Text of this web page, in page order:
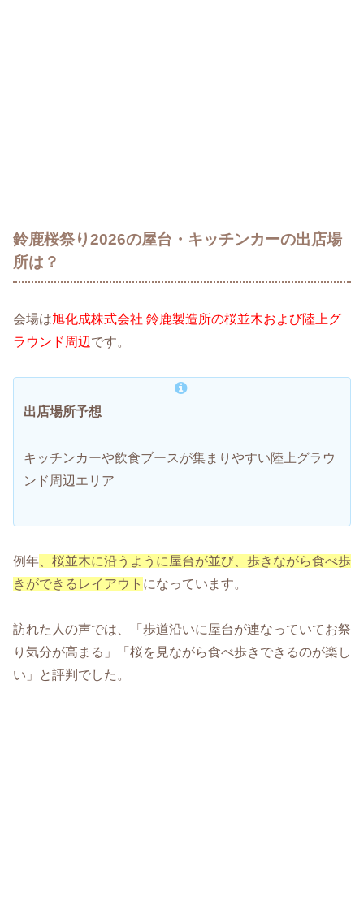
鈴鹿桜祭り2026の屋台・キッチンカーの出店場
所は？
会場は旭化成株式会社 鈴鹿製造所の桜並木および陸上グ
ラウンド周辺 です。
出店場所予想
キッチンカーや飲食ブースが集まりやすい陸上グラウ
ンド周辺エリア
例年 、桜並木に沿うように屋台が並び、歩きながら食べ歩
きができるレイアウト になっています。
訪れた人の声では、「歩道沿いに屋台が連なっていてお祭
り気分が高まる」「桜を見ながら食べ歩きできるのが楽し
い」と評判でした。